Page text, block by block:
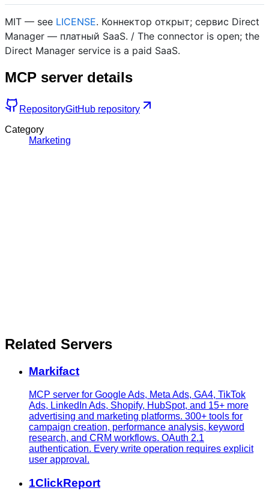
MIT — see LICENSE. Коннектор открыт; сервис Direct
Manager — платный SaaS. / The connector is open; the
Direct Manager service is a paid SaaS.
MCP server details
RepositoryGitHub repository
Category
Marketing
Related Servers
Markifact
MCP server for Google Ads, Meta Ads, GA4, TikTok
Ads, LinkedIn Ads, Shopify, HubSpot, and 15+ more
advertising and marketing platforms. 300+ tools for
campaign creation, performance analysis, keyword
research, and CRM workflows. OAuth 2.1
authentication. Every write operation requires explicit
user approval.
1ClickReport